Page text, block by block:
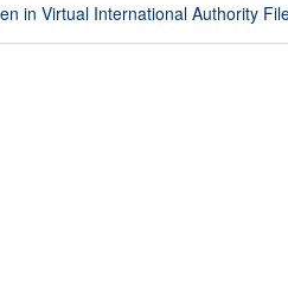
in Virtual International Authority